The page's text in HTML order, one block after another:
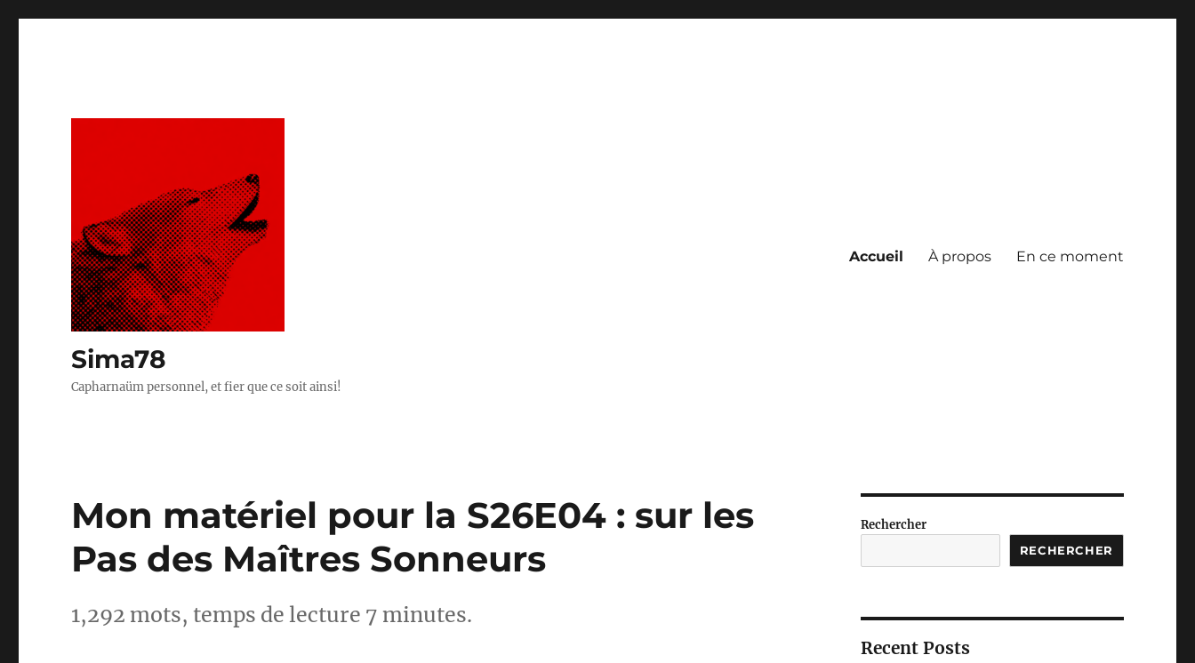
Sima78
Capharnaüm personnel, et fier que ce soit ainsi!
Accueil À propos En ce moment
Mon matériel pour la S26E04 : sur les
Pas des Maîtres Sonneurs
1,292 mots, temps de lecture 7 minutes.
Rechercher
RECHERCHER
Recent Posts